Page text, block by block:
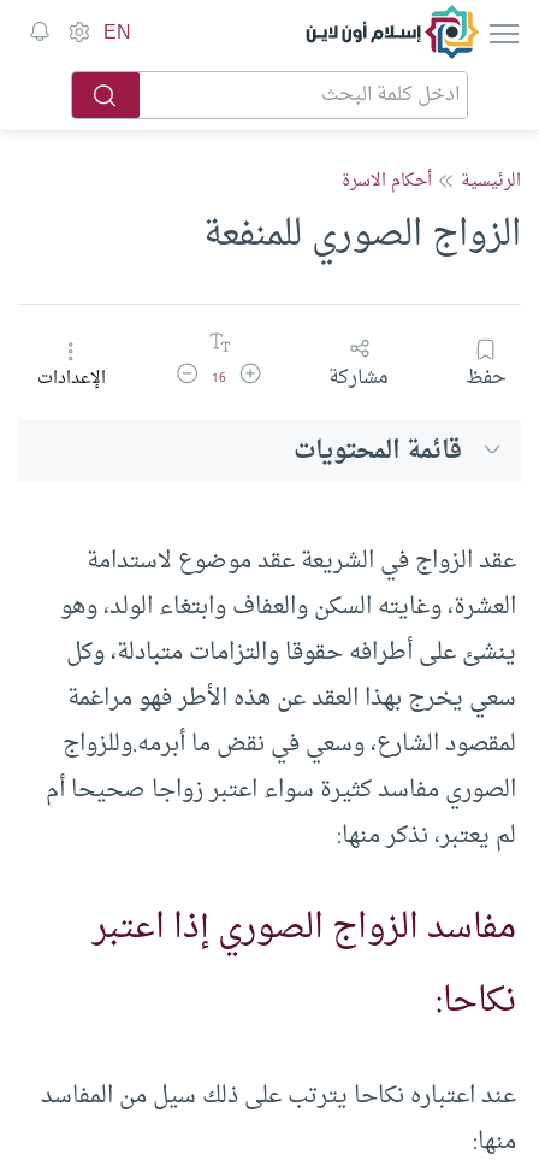
إسلام أون لاين EN
الرئيسية أحكام الاسرة
الزواج الصوري للمنفعة
حفظ مشاركة زيادة حجم الخط
16 تقليل حجم الخطالإعدادات
قائمة المحتويات
عقد الزواج في الشريعة عقد موضوع لاستدامة
العشرة، وغايته السكن والعفاف وابتغاء الولد، وهو
ينشئ على أطرافه حقوقا والتزامات متبادلة، وكل
سعي يخرج بهذا العقد عن هذه الأطر فهو مراغمة
لمقصود الشارع، وسعي في نقض ما أبرمه.وللزواج
الصوري مفاسد كثيرة سواء اعتبر زواجا صحيحا أم
لم يعتبر، نذكر منها:
مفاسد الزواج الصوري إذا اعتبر
نكاحا:
عند اعتباره نكاحا يترتب على ذلك سيل من المفاسد
منها: